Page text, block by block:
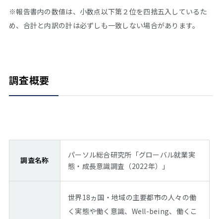
※報告書内の数値は、小数点以下第２位を四捨五入しているた
め、合計と内訳の計は必ずしも一致しない場合があります。
調査概要
調査名称
パーソル総合研究所「グローバル就業実
態・成長意識調査（2022年）」
世界18ヵ国・地域の主要都市の人々の働
く実態や働く意識、Well-being、働くこ